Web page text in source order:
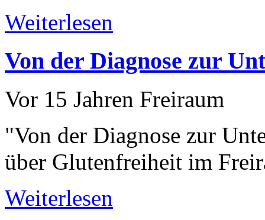
Weiterlesen
Von der Diagnose zur
Vor 15 Jahren Freiraum
"Von der Diagnose zur
über Glutenfreiheit im
Weiterlesen